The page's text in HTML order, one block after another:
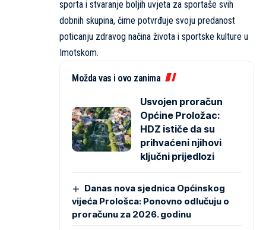
sporta i stvaranje boljih uvjeta za sportaše svih
dobnih skupina, čime potvrđuje svoju predanost
poticanju zdravog načina života i sportske kulture u
Imotskom.
Možda vas i ovo zanima
Usvojen proračun
Općine Proložac:
HDZ ističe da su
prihvaćeni njihovi
ključni prijedlozi
Danas nova sjednica Općinskog
vijeća Prološca: Ponovno odlučuju o
proračunu za 2026. godinu